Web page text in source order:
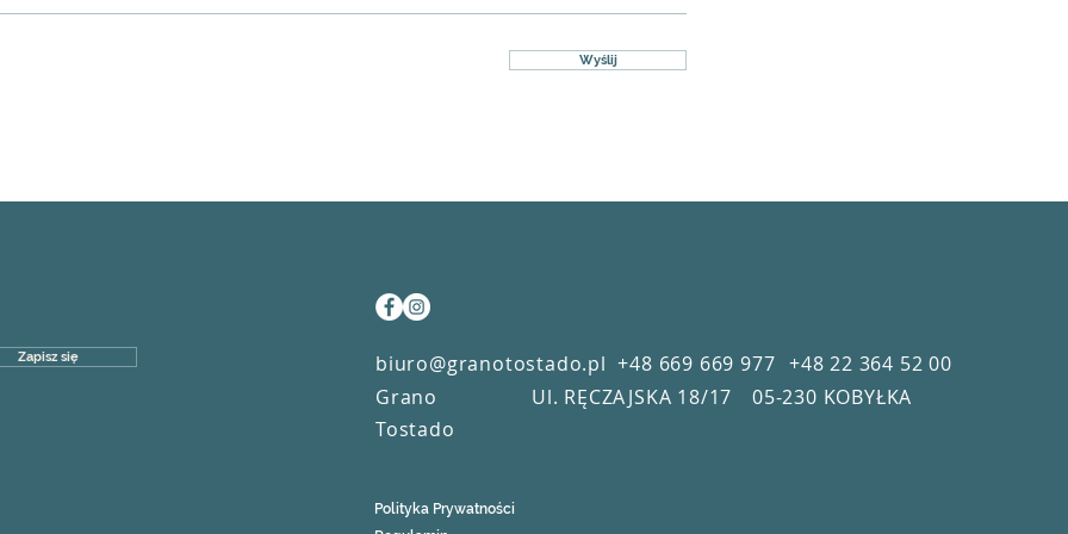
Wyślij
Zapisz się biuro@granotostado.pl +48 669 669 977 +48 22 364 52 00
Grano
Tostado
Ul. RĘCZAJSKA 18/17 05-230 KOBYŁKA
Polityka Prywatności